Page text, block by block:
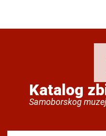
Katalog
Samoborskog